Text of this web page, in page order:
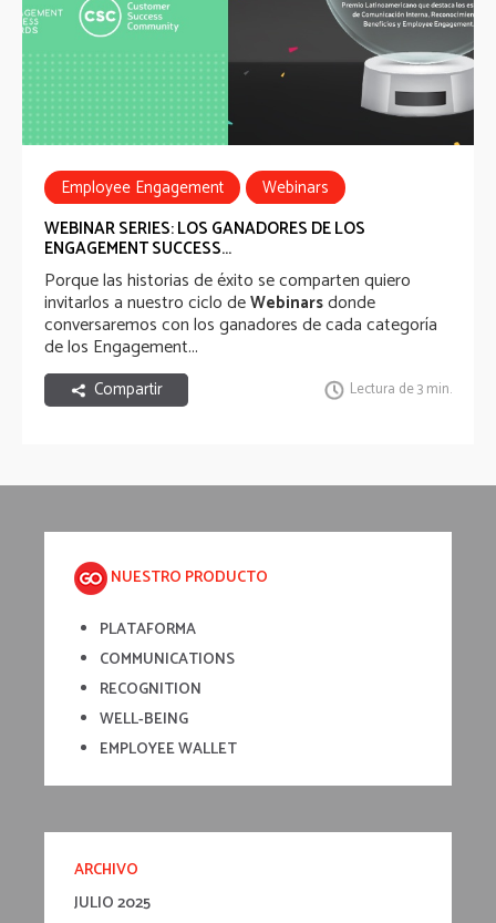
Employee Engagement
Webinars
WEBINAR SERIES: LOS GANADORES DE LOS
ENGAGEMENT SUCCESS...
Porque las historias de éxito se comparten quiero
invitarlos a nuestro ciclo deWebinarsdonde
conversaremos con los ganadores de cada categoría
de los Engagement...
Compartir Lectura de 3 min.
NUESTRO PRODUCTO
PLATAFORMA
COMMUNICATIONS
RECOGNITION
WELL-BEING
EMPLOYEE WALLET
ARCHIVO
JULIO 2025